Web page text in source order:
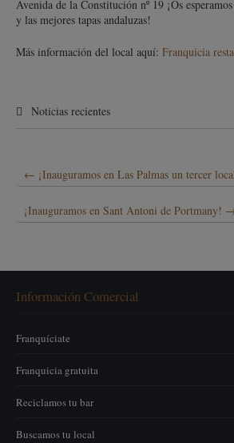
Avenida de la Constitución nº 19 ¡Os
y las mejores tapas andaluzas!
Más información del local aquí: Franquicia
Noticias recientes
← ¡Inauguramos en Las Palmas un tercer
¡Inauguramos en Sant Antoni de Portmany!
Información Comercial
Franquíciate
Franquicia gratuita
Reciclamos tu bar
Buscamos tu local